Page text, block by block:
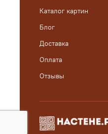
Каталог картин
Блог
Доставка
Оплата
Отзывы